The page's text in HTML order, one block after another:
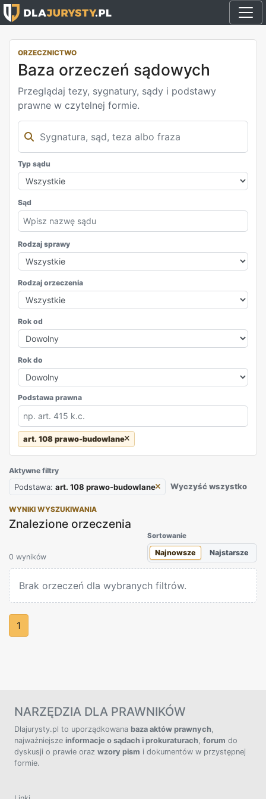
ORZECZNICTWO
Baza orzeczeń sądowych
Przeglądaj tezy, sygnatury, sądy i podstawy
prawne w czytelnej formie.
Typ sądu
Sąd
Rodzaj sprawy
Rodzaj orzeczenia
Rok od
Rok do
Podstawa prawna
art. 108 prawo-budowlane
Aktywne filtry
Podstawa: art. 108 prawo-budowlane Wyczyść wszystko
WYNIKI WYSZUKIWANIA
Znalezione orzeczenia
0 wyników
Sortowanie
Najnowsze Najstarsze
Brak orzeczeń dla wybranych filtrów.
1
NARZĘDZIA DLA PRAWNIKÓW
Dlajurysty.pl to uporządkowana baza aktów prawnych,
najważniejsze informacje o sądach i prokuraturach, forum do
dyskusji o prawie oraz wzory pism i dokumentów w przystępnej
formie.